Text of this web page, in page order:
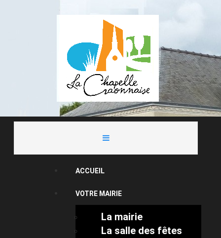
ACCUEIL
VOTRE MAIRIE
La mairie
La salle des fêtes